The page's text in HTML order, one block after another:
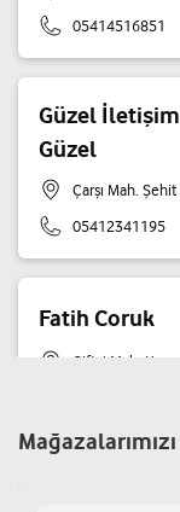
05414516851
Güzel
Güzel
Çarşı Mah.
05412341195
Fatih Coruk
Çiftçi Mah.